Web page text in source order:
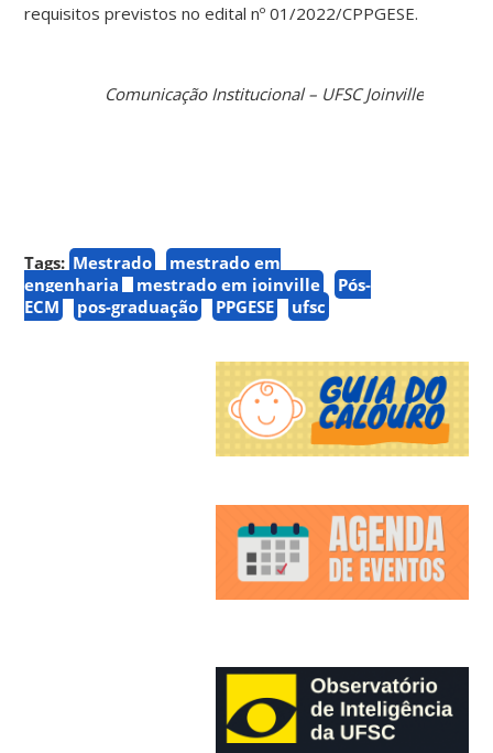
requisitos previstos no edital nº 01/2022/CPPGESE.
Comunicação Institucional – UFSC Joinville
Tags: Mestrado
mestrado em
engenharia
mestrado em joinville
Pós-
ECM
pos-graduação PPGESE ufsc